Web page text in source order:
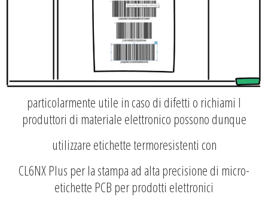
particolarmente utile in caso di difetti o richiami I
produttori di materiale elettronico possono dunque
utilizzare etichette termoresistenti con
CL6NX Plus per la stampa ad alta precisione di micro-
etichette PCB per prodotti elettronici